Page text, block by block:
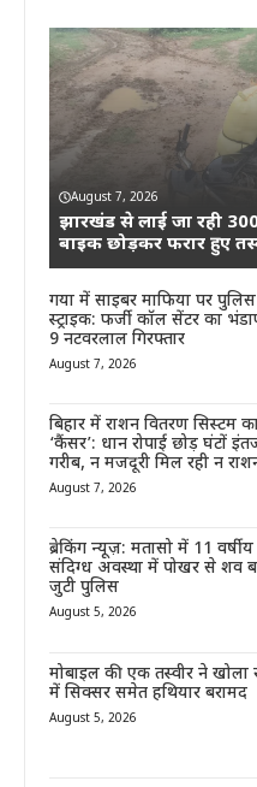
August 7, 2026
झारखंड से लाई जा रही
बाइक छोड़कर फरार हुए
गया में साइबर माफिया पर
स्ट्राइक: फर्जी कॉल सेंटर का
9 नटवरलाल गिरफ्तार
August 7, 2026
बिहार में राशन वितरण सिस्टम
‘कैंसर’: धान रोपाई छोड़ घंटों
गरीब, न मजदूरी मिल रही न
August 7, 2026
ब्रेकिंग न्यूज़: मतासो में 11
संदिग्ध अवस्था में पोखर से शव
जुटी पुलिस
August 5, 2026
मोबाइल की एक तस्वीर ने खोला
में सिक्सर समेत हथियार बरामद
August 5, 2026